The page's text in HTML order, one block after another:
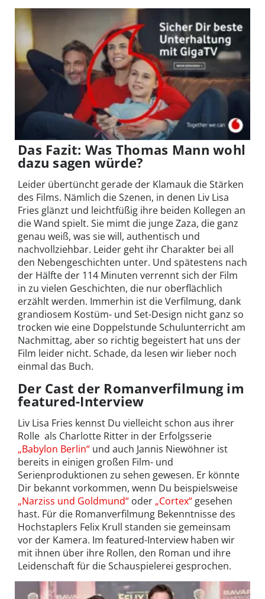
Das Fazit: Was Thomas Mann wohl
dazu sagen würde?
Leider übertüncht gerade der Klamauk die Stärken
des Films. Nämlich die Szenen, in denen Liv Lisa
Fries glänzt und leichtfüßig ihre beiden Kollegen an
die Wand spielt. Sie mimt die junge Zaza, die ganz
genau weiß, was sie will, authentisch und
nachvollziehbar. Leider geht ihr Charakter bei all
den Nebengeschichten unter. Und spätestens nach
der Hälfte der 114 Minuten verrennt sich der Film
in zu vielen Geschichten, die nur oberflächlich
erzählt werden. Immerhin ist die Verfilmung, dank
grandiosem Kostüm- und Set-Design nicht ganz so
trocken wie eine Doppelstunde Schulunterricht am
Nachmittag, aber so richtig begeistert hat uns der
Film leider nicht. Schade, da lesen wir lieber noch
einmal das Buch.
Der Cast der Romanverfilmung im
featured-Interview
Liv Lisa Fries kennst Du vielleicht schon aus ihrer
Rolle als Charlotte Ritter in der Erfolgsserie
„Babylon Berlin“ und auch Jannis Niewöhner ist
bereits in einigen großen Film- und
Serienproduktionen zu sehen gewesen. Er könnte
Dir bekannt vorkommen, wenn Du beispielsweise
„Narziss und Goldmund“ oder „Cortex“ gesehen
hast. Für die Romanverfilmung Bekenntnisse des
Hochstaplers Felix Krull standen sie gemeinsam
vor der Kamera. Im featured-Interview haben wir
mit ihnen über ihre Rollen, den Roman und ihre
Leidenschaft für die Schauspielerei gesprochen.